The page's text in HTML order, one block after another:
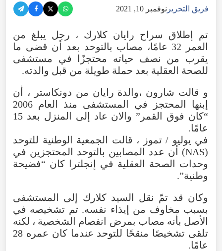
فريق التحرير نوفمبر 10, 2021
تم إطلاق سراح رايان كلارك ، رجل يبلغ من
العمر 32 عامًا، مصاب بالتوحد بعد أن قضى ما
يقرب من نصف حياته محتجزًا في مستشفى
للصحة العقلية بعد حملة طويلة من قبل والدته.
و قالت شارون ،والدة رايان من دونكاستر ، أن
إبنها المحتجز في المستشفى منذ العام 2006
“كان فوق القمر” والان عاد إلى المنزل بعد 15
عامًا.
في يوليو / تموز ، قالت الجمعية الوطنية للتوحد
(NAS) أن عدد المصابين بالتوحد المحتجزين في
وحدات الصحة العقلية في إنجلترا كان “فضيحة
وطنية”.
وكان قد تمّ نقل السيد كلارك إلى المستشفى
بسبب مخاوف من إيذاء نفسه. تم تشخيصه في
الأصل بأنه مصاب بمرض انفصام الشخصية ، لكنه
تلقى تشخيصًا منقحًا للتوحد عندما كان عمره 28
عامًا.